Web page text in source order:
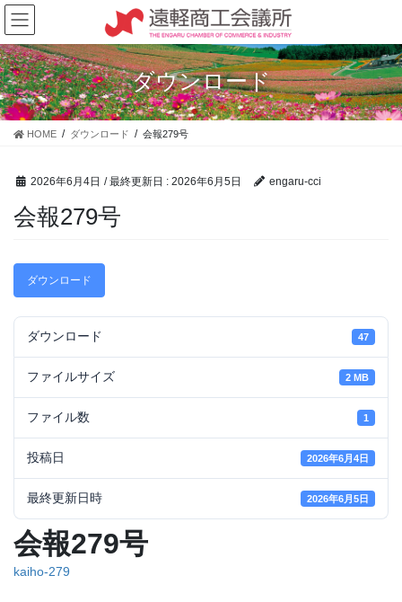
コ
ン
テ
ン
ツ
に
移
ナ
ビ
ゲ
ー
シ
ョ
ン
ダウンロード
HOME ダウンロード 会報279号
2026年6月4日 / 最終更新日 : 2026年6月5日 engaru-cci
会報279号
ダウンロード
ダウンロード 47
ファイルサイズ 2 MB
ファイル数 1
投稿日 2026年6月4日
最終更新日時 2026年6月5日
会報279号
kaiho-279